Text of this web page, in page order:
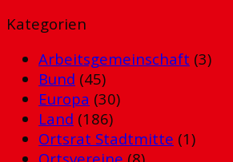
Kategorien
Arbeitsgemeinschaft (3)
Bund (45)
Europa (30)
Land (186)
Ortsrat Stadtmitte (1)